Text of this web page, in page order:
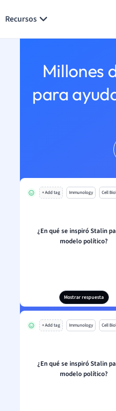
Recursos
Millones
para
+ Add tag Immunology Cell
¿En qué se inspiró Stalin
modelo político?
Mostrar respuesta
+ Add tag Immunology Cell
¿En qué se inspiró Stalin
modelo político?